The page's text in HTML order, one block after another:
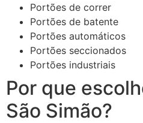
Portões de correr
Portões de batente
Portões automáticos
Portões seccionados
Portões industriais
Por que
São Simão?